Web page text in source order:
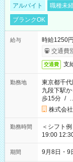
アルバイト 職種未
ブランクOK
給与
時給1250
交通費
交通費 支
勤務地
東京都千代
九段下駅
歩15分 /
株式会
勤務時間
＜シフト
19:00 12:30～22:00 上記の時間か
時間は変
期間 9月8日・9